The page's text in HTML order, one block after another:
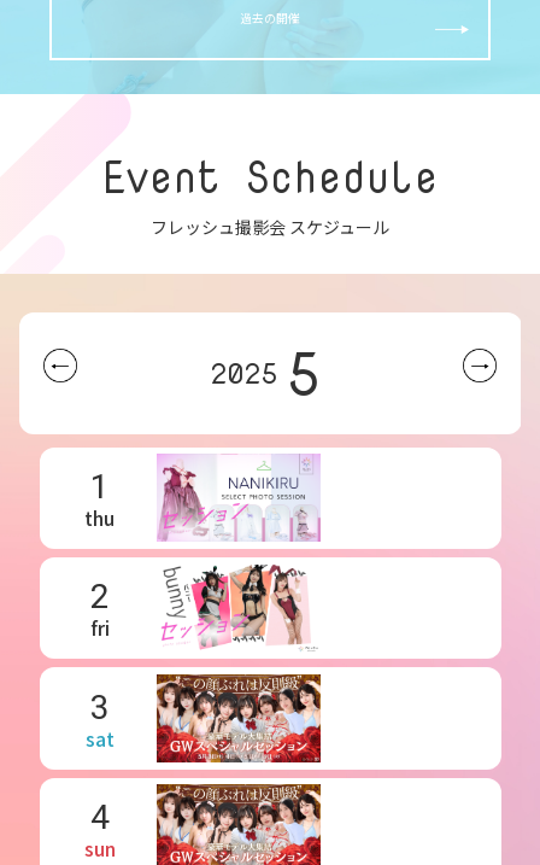
過去の開催
Event Schedule
フレッシュ撮影会 スケジュール
2025 5
1
thu
2
fri
3
sat
4
sun